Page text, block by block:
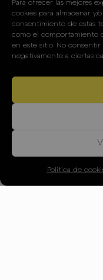
Para ofrecer las mejores
cookies para almacenar y/
consentimiento de estas
como el comportamiento
en este sitio. No
negativamente a ciertas
Política de